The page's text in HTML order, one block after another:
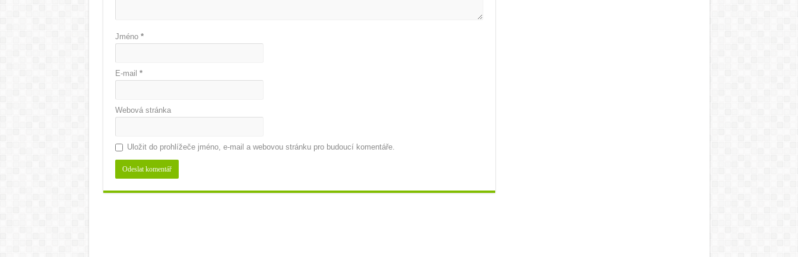
Jméno *
E-mail *
Webová stránka
Uložit do prohlížeče jméno, e-mail a webovou stránku pro budoucí komentáře.